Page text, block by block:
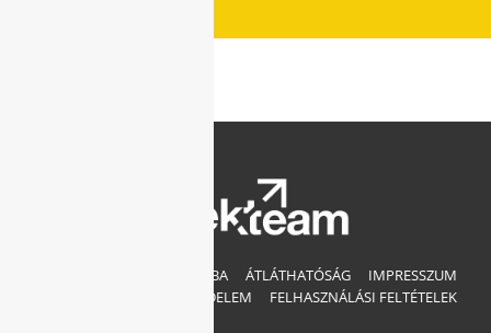
SAJTÓSZOBA ÁTLÁTHATÓSÁG
IMPRESSZUM
ADATVÉDELEM
FELHASZNÁLÁSI FELTÉTELEK